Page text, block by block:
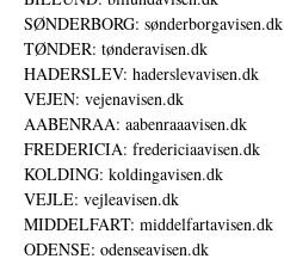
SØNDERBORG: sønderborgavisen.dk
TØNDER: tønderavisen.dk
HADERSLEV: haderslevavisen.dk
VEJEN: vejenavisen.dk
AABENRAA: aabenraaavisen.dk
FREDERICIA: fredericiaavisen.dk
KOLDING: koldingavisen.dk
VEJLE: vejleavisen.dk
MIDDELFART: middelfartavisen.dk
ODENSE: odenseavisen.dk